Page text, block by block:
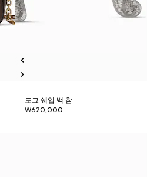
도그 쉐입 백 참
₩620,000